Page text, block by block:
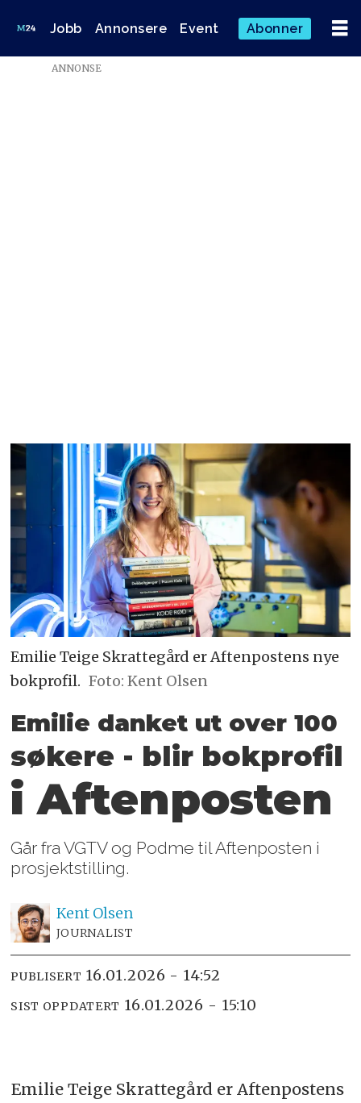
Jobb Annonsere Event Abonner
ANNONSE
Emilie Teige Skrattegård er Aftenpostens nye
bokprofil. Foto: Kent Olsen
Emilie danket ut over 100
søkere - blir bokprofil
i Aftenposten
Går fra VGTV og Podme til Aftenposten i
prosjektstilling.
Kent Olsen
JOURNALIST
PUBLISERT 16.01.2026 - 14:52
SIST OPPDATERT 16.01.2026 - 15:10
Emilie Teige Skrattegård er Aftenpostens